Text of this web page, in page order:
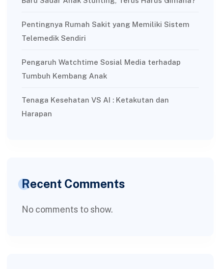
Pentingnya Rumah Sakit yang Memiliki Sistem
Telemedik Sendiri
Pengaruh Watchtime Sosial Media terhadap
Tumbuh Kembang Anak
Tenaga Kesehatan VS AI : Ketakutan dan
Harapan
Recent Comments
No comments to show.